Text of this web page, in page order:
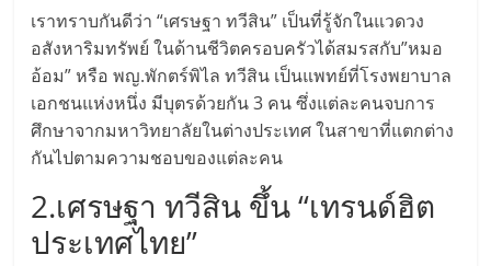
ขาย
แฟ
รน
ไชส์
เราทราบกันดีว่า “เศรษฐา ทวีสิน” เป็นที่รู้จักในแวดวง
อสังหาริมทรัพย์ ในด้านชีวิตครอบครัวได้สมรสกับ”หมอ
อ้อม” หรือ พญ.พักตร์พิไล ทวีสิน เป็นแพทย์ที่โรงพยาบาล
เอกชนแห่งหนึ่ง มีบุตรด้วยกัน 3 คน ซึ่งแต่ละคนจบการ
ศึกษาจากมหาวิทยาลัยในต่างประเทศ ในสาขาที่แตกต่าง
กันไปตามความชอบของแต่ละคน
2.เศรษฐา ทวีสิน ขึ้น “เทรนด์ฮิต
ประเทศไทย”